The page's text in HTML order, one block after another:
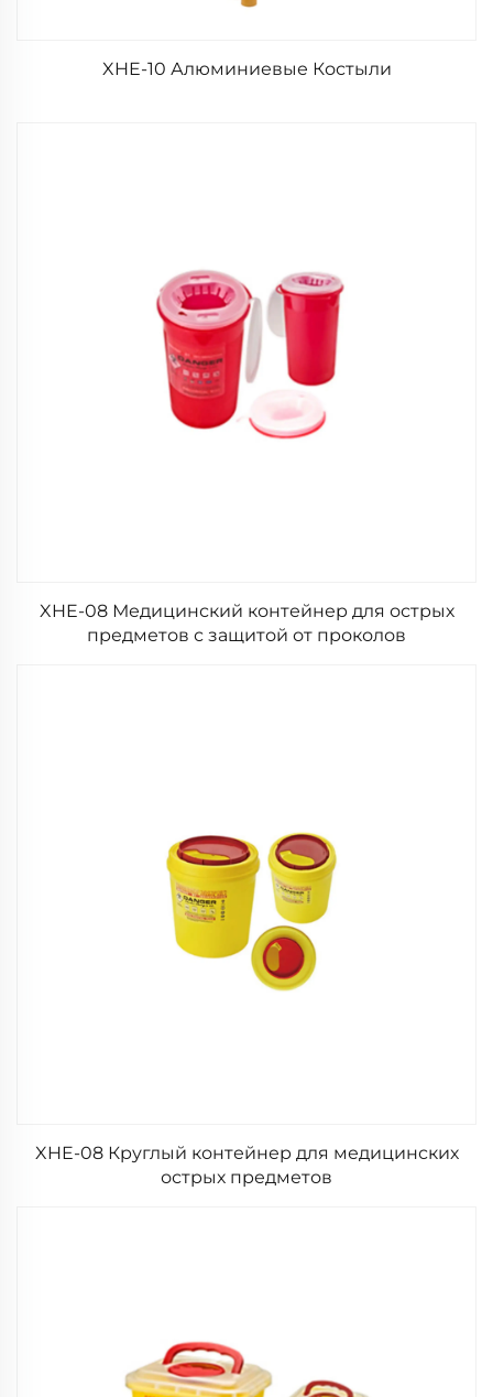
XHE-10 Алюминиевые Костыли
XHE-08 Медицинский контейнер для острых
предметов с защитой от проколов
XHE-08 Круглый контейнер для медицинских
острых предметов